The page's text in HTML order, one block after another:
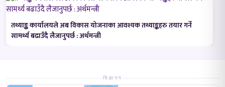
तथ्याङ्क कार्यालयले अब विकास योजनाका आवश्यक तथ्याङ्कहरु तयार गर्ने
सामर्थ्य बढाउँदै लैजानुपर्छ : अर्थमन्त्री
विज्ञापन